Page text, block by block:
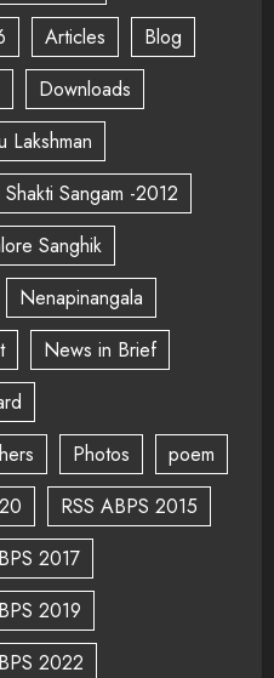
Articles
Blog
Downloads
Lakshman
Sangam -2012
Sanghik
Nenapinangala
News in Brief
Photos
poem
RSS ABPS 2015
2017
2019
2022